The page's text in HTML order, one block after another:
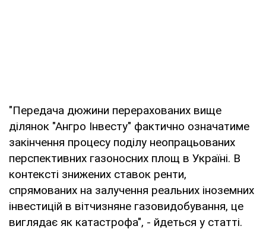
"Передача дюжини перерахованих вище
ділянок "Ангро Інвесту" фактично означатиме
закінчення процесу поділу неопрацьованих
перспективних газоносних площ в Україні. В
контексті знижених ставок ренти,
спрямованих на залучення реальних іноземних
інвестицій в вітчизняне газовидобування, це
виглядає як катастрофа", - йдеться у статті.